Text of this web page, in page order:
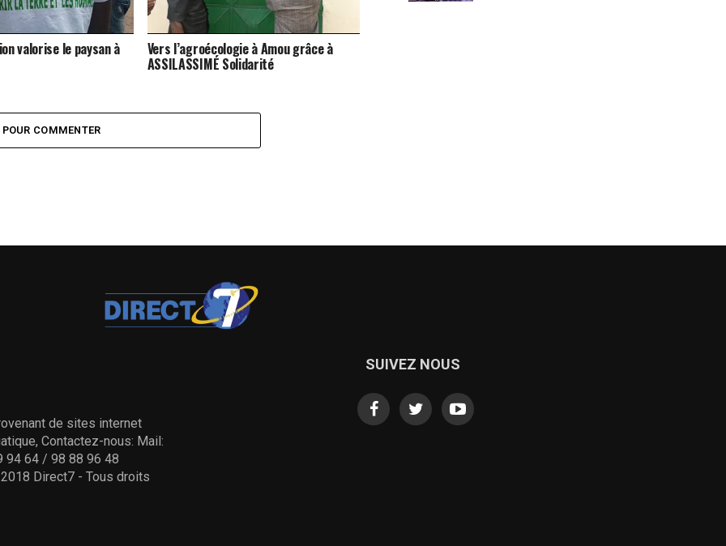
valorise le paysan à Vers l’agroécologie à Amou grâce à
ASSILASSIMÉ Solidarité
COMMENTER
de sites internet
Contactez-nous: Mail:
94 64 / 98 88 96 48
Direct7 - Tous droits
SUIVEZ NOUS